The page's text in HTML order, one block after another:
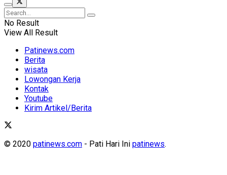
No Result
View All Result
Patinews.com
Berita
wisata
Lowongan Kerja
Kontak
Youtube
Kirim Artikel/Berita
© 2020 patinews.com - Pati Hari Ini patinews.